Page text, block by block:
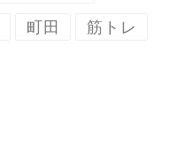
町田 筋トレ